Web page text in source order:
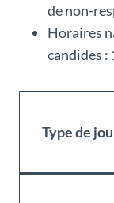
de non-
Horaires
candides :
Type de